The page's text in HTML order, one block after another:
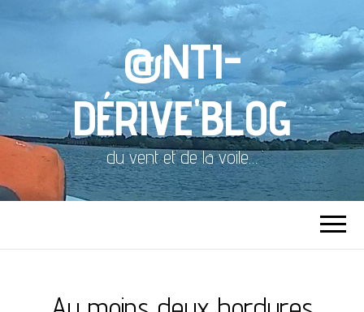
@NTI-
DÉRIVE'BLOG
du vent et de la voile…